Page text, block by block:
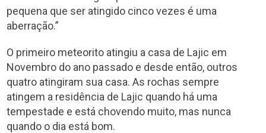
pequena que ser atingido cinco vezes é uma
aberração.”
O primeiro meteorito atingiu a casa de Lajic em
Novembro do ano passado e desde então, outros
quatro atingiram sua casa. As rochas sempre
atingem a residência de Lajic quando há uma
tempestade e está chovendo muito, mas nunca
quando o dia está bom.